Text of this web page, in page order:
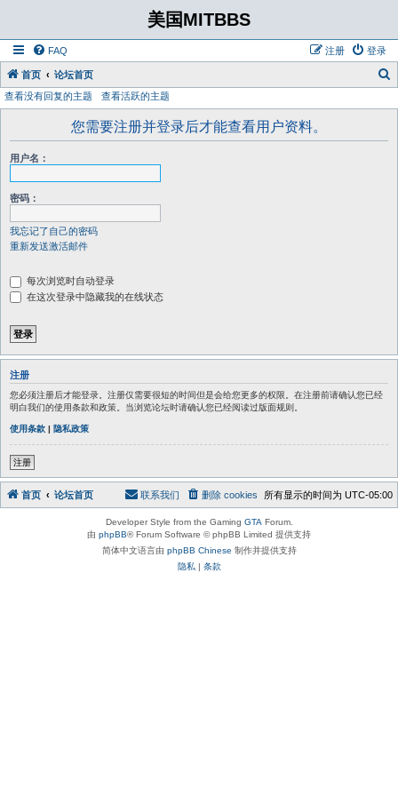
美国MITBBS
FAQ 登录
注册
首页 论坛首页
查看没有回复的主题 查看活跃的主题
您需要注册并登录后才能查看用户资料。
用户名：
密码：
我忘记了自己的密码
重新发送激活邮件
每次浏览时自动登录
在这次登录中隐藏我的在线状态
注册
您必须注册后才能登录。注册仅需要很短的时间但是会给您更多的权限。在注册前请确认您已经
明白我们的使用条款和政策。当浏览论坛时请确认您已经阅读过版面规则。
使用条款 | 隐私政策
注册
首页 论坛首页 所有显示的时间为 UTC-05:00
删除 cookies
联系我们
Developer Style from the Gaming GTA Forum.
由 phpBB® Forum Software © phpBB Limited 提供支持
简体中文语言由 phpBB Chinese 制作并提供支持
隐私 | 条款